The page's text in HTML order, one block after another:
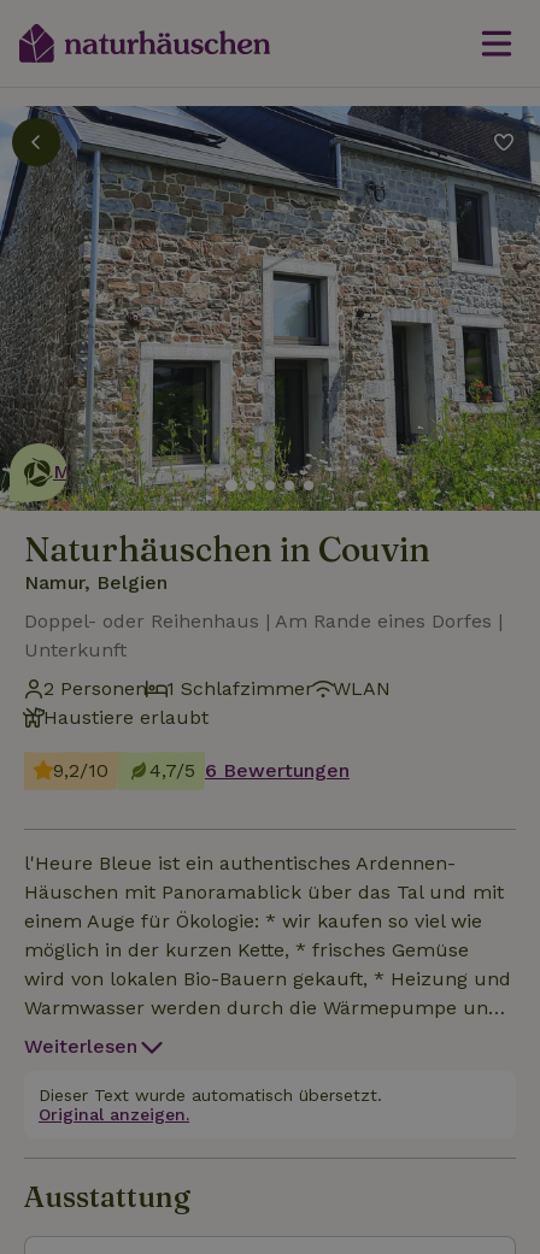
Dies ist ein
umweltschonendes
Naturhäuschen
Mehr erfahren
Naturhäuschen in Couvin
Namur, Belgien
Doppel- oder Reihenhaus | Am Rande eines Dorfes |
Unterkunft
2 Personen
1 Schlafzimmer
WLAN
Haustiere erlaubt
9,2/10 4,7/5 6 Bewertungen
l'Heure Bleue ist ein authentisches Ardennen-
Häuschen mit Panoramablick über das Tal und mit
einem Auge für Ökologie: * wir kaufen so viel wie
möglich in der kurzen Kette, * frisches Gemüse
wird von lokalen Bio-Bauern gekauft, * Heizung und
Warmwasser werden durch die Wärmepumpe und
den Solarboiler erzeugt, * Sonnenkollektoren liefern
Wasseraufbereitungsanlage gereinigt, * Bio-
Pflegeprodukte werden zur Verfügung gestellt, *
eine Vielzahl von Blumen und Gemüse wächst im
Gemüsegarten und die Hühner liefern frische Eier.
Kurzum, ein Aufenthalt bei l'Heure Bleue ist ein
wunderbarer Aufenthalt im Gleichgewicht mit der
Weiterlesen
Dieser Text wurde automatisch übersetzt.
Original anzeigen.
Ausstattung